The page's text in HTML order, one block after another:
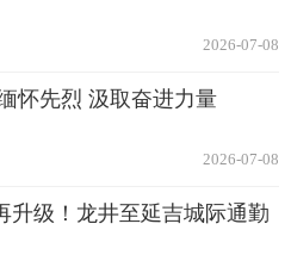
2026-07-08
怀先烈 汲取奋进力量
2026-07-08
升级！龙井至延吉城际通勤